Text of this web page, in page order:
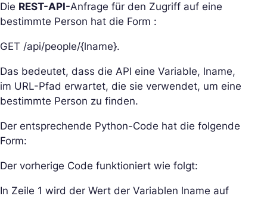
Die REST-API-Anfrage für den Zugriff auf eine
bestimmte Person hat die Form :
GET /api/people/{lname}.
Das bedeutet, dass die API eine Variable, lname,
im URL-Pfad erwartet, die sie verwendet, um eine
bestimmte Person zu finden.
Der entsprechende Python-Code hat die folgende
Form:
Der vorherige Code funktioniert wie folgt:
In Zeile 1 wird der Wert der Variablen lname auf